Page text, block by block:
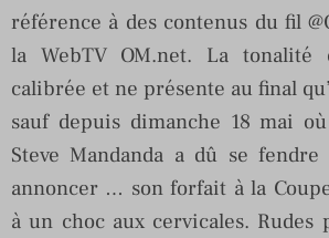
référence à des contenus du fil
la WebTV OM.net. La tonalité
calibrée et ne présente au final
sauf depuis dimanche 18 mai
Steve Mandanda a dû se
annoncer … son forfait à la
à un choc aux cervicales. Rudes